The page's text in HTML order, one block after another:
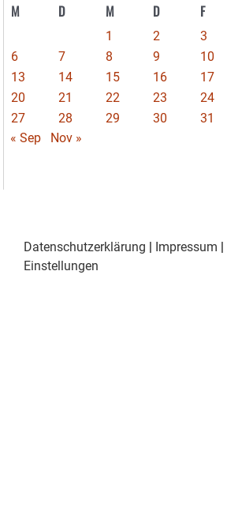
M D M D F
1 2 3
6
7 8 9 10
13
14 15 16 17
20
21 22 23 24
27
28 29 30
31
« Sep
Nov »
Datenschutzerklärung | Impressum |
Einstellungen